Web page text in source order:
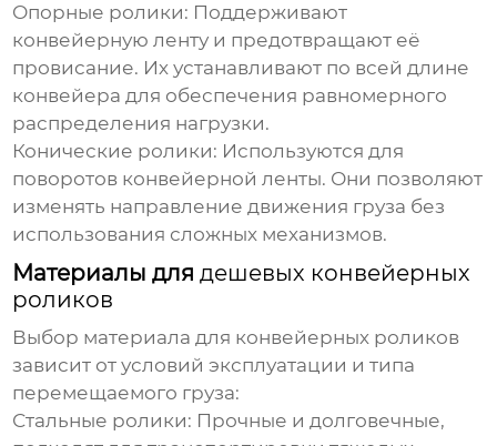
Опорные ролики: Поддерживают
конвейерную ленту и предотвращают её
провисание. Их устанавливают по всей длине
конвейера для обеспечения равномерного
распределения нагрузки.
Конические ролики: Используются для
поворотов конвейерной ленты. Они позволяют
изменять направление движения груза без
использования сложных механизмов.
Материалы длядешевых конвейерных
роликов
Выбор материала для конвейерных роликов
зависит от условий эксплуатации и типа
перемещаемого груза:
Стальные ролики: Прочные и долговечные,